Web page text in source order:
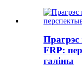
Прагрэс
FRP:
галіны